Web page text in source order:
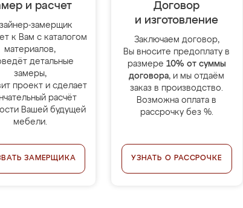
и расчет
замерщик
к Вам с каталогом
материалов,
детальные
замеры,
проект и сделает
расчёт
Вашей будущей
мебели.
ЗАМЕРЩИКА
Договор
и изготовление
Заключаем договор,
Вы вносите предоплату в
размере 10% от суммы
договора, и мы отдаём
заказ в производство.
Возможна оплата в
рассрочку без %.
УЗНАТЬ О РАССРОЧКЕ